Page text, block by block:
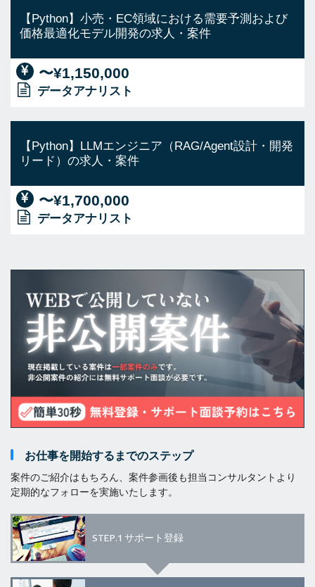
【Python】小売・EC領域における需要予測および
価格最適化モデル開発の求人・案件
〜¥1,150,000
データアナリスト
【Python】LLMエンジニア（RAG/Agent設計・開発
リード）の求人・案件
〜¥1,700,000
データアナリスト
お仕事を開始するまでのステップ
案件のご紹介はもちろん、案件参画後も担当コンサルタントより
定期的なフォローを実施いたします。
STEP.1 サポート登録